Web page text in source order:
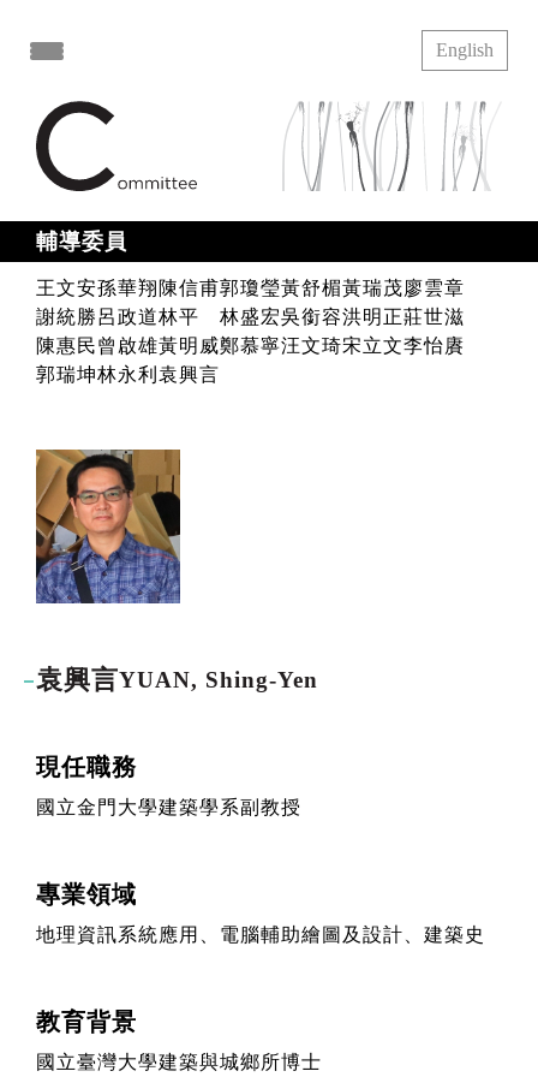
打開導覽選單
English
輔導委員
王文安孫華翔 陳信甫郭瓊瑩黃舒楣黃瑞茂 廖雲章
謝統勝呂政道林平 林盛宏吳銜容洪明正莊世滋
陳惠民曾啟雄黃明威鄭慕寧汪文琦宋立文李怡賡
郭瑞坤林永利 袁興言
袁興言YUAN, Shing-Yen
現任職務
國立金門大學建築學系副教授
專業領域
地理資訊系統應用、電腦輔助繪圖及設計、建築史
教育背景
國立臺灣大學建築與城鄉所博士